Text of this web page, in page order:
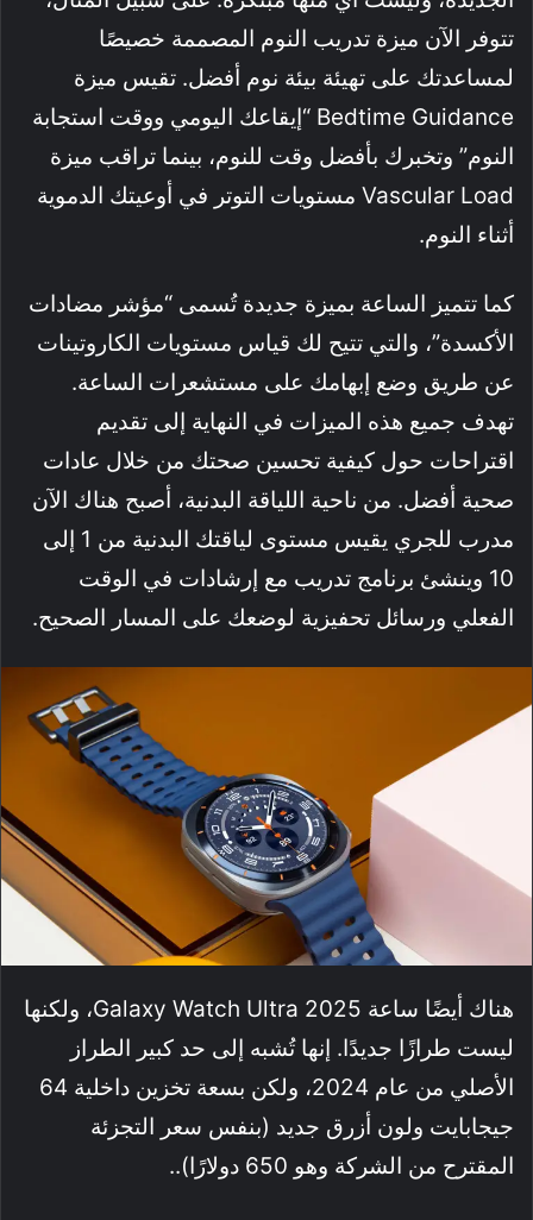
تتوفر الآن ميزة تدريب النوم المصممة خصيصًا
لمساعدتك على تهيئة بيئة نوم أفضل. تقيس ميزة
Bedtime Guidance “إيقاعك اليومي ووقت استجابة
النوم” وتخبرك بأفضل وقت للنوم، بينما تراقب ميزة
Vascular Load مستويات التوتر في أوعيتك الدموية
أثناء النوم.
كما تتميز الساعة بميزة جديدة تُسمى “مؤشر مضادات
الأكسدة”، والتي تتيح لك قياس مستويات الكاروتينات
عن طريق وضع إبهامك على مستشعرات الساعة.
تهدف جميع هذه الميزات في النهاية إلى تقديم
اقتراحات حول كيفية تحسين صحتك من خلال عادات
صحية أفضل. من ناحية اللياقة البدنية، أصبح هناك الآن
مدرب للجري يقيس مستوى لياقتك البدنية من 1 إلى
10 وينشئ برنامج تدريب مع إرشادات في الوقت
الفعلي ورسائل تحفيزية لوضعك على المسار الصحيح.
هناك أيضًا ساعة Galaxy Watch Ultra 2025، ولكنها
ليست طرازًا جديدًا. إنها تُشبه إلى حد كبير الطراز
الأصلي من عام 2024، ولكن بسعة تخزين داخلية 64
جيجابايت ولون أزرق جديد (بنفس سعر التجزئة
المقترح من الشركة وهو 650 دولارًا)..